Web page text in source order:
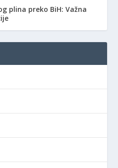
plina preko BiH: Važna